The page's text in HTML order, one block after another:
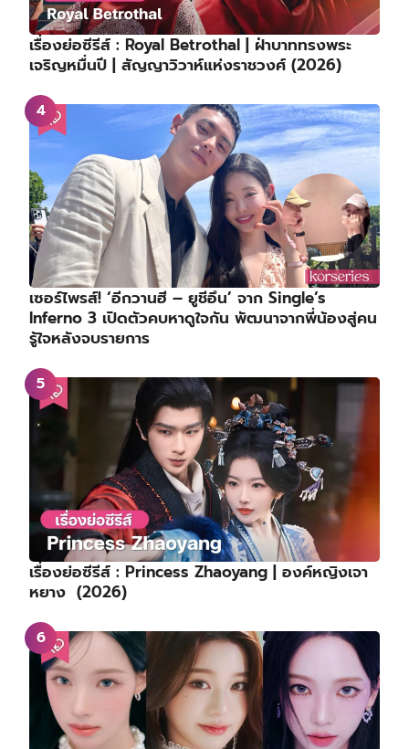
เรื่องย่อซีรีส์ : Royal Betrothal | ฝ่าบาททรงพระ
เจริญหมื่นปี | สัญญาวิวาห์แห่งราชวงศ์ (2026)
เซอร์ไพรส์! ‘อีกวานฮี – ยูชีอึน’ จาก Single’s
Inferno 3 เปิดตัวคบหาดูใจกัน พัฒนาจากพี่น้องสู่คน
รู้ใจหลังจบรายการ
เรื่องย่อซีรีส์ : Princess Zhaoyang | องค์หญิงเจา
หยาง (2026)